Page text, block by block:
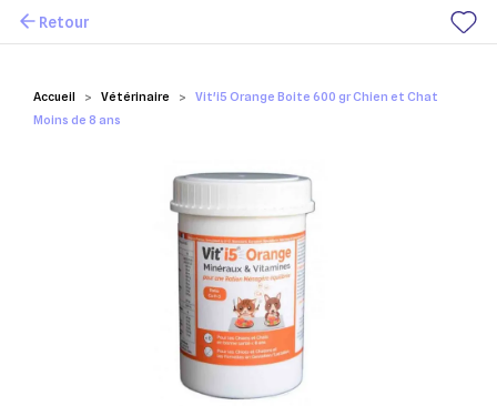
Mes favoris
Accueil Vétérinaire
Vit'i5 Orange Boite 600 gr Chien et Chat
Moins de 8 ans
Retour